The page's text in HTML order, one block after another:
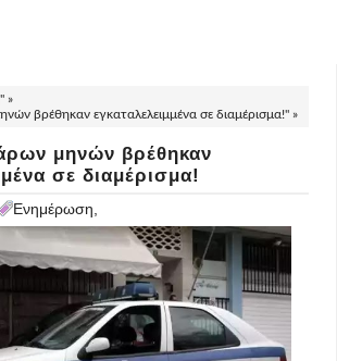
" »
βρέθηκαν εγκαταλελειμμένα σε διαμέρισμα!" »
μηνών βρέθηκαν
σε διαμέρισμα!
Ενημέρωση,